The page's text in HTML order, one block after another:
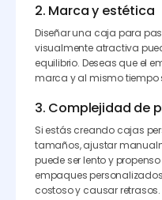
2. Marca y estética
Diseñar una caja para
visualmente atractiva
equilibrio. Deseas que el
marca y al mismo tiempo
3. Complejidad de
Si estás creando cajas
tamaños, ajustar
puede ser lento y
empaques
costoso y causar retrasos.